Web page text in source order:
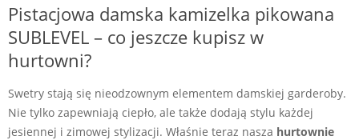
Pistacjowa damska kamizelka pikowana
SUBLEVEL – co jeszcze kupisz w
hurtowni?
Swetry stają się nieodzownym elementem damskiej garderoby.
Nie tylko zapewniają ciepło, ale także dodają stylu każdej
jesiennej i zimowej stylizacji. Właśnie teraz nasza hurtownie